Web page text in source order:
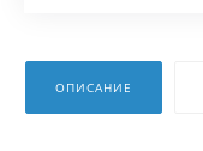
ОПИСАНИЕ